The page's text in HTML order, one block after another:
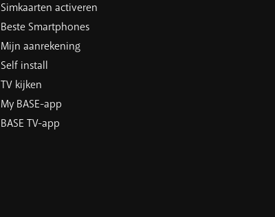
Simkaarten activeren
Beste Smartphones
Mijn aanrekening
Self install
TV kijken
My BASE-app
BASE TV-app